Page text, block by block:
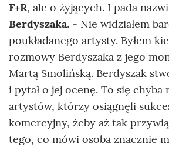
F+R, ale o żyjących. I pada
Berdyszaka. - Nie widziałem
poukładanego artysty. Byłem
rozmowy Berdyszaka z jego
Martą Smolińską. Berdyszak
i pytał o jej ocenę. To się chyba
artystów, którzy osiągnęli
komercyjny, żeby aż tak
tego, co mówi osoba znacznie